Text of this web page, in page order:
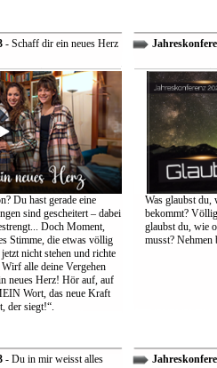
- Schaff dir ein neues Herz
Du hast gerade eine
sind gescheitert – dabei
Doch Moment,
Stimme, die etwas völlig
nicht stehen und richte
alle deine Vergehen
neues Herz! Hör auf, auf
Wort, das neue Kraft
der siegt!“.
Was glaubst du,
bekommt?
glaubst du, wie
musst? Nehmen
- Du in mir weisst alles